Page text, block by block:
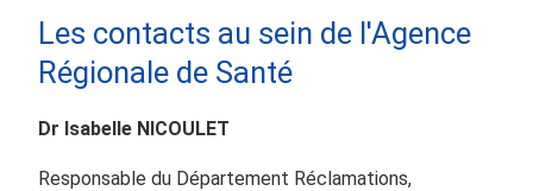
Les contacts au sein de l'Agence
Régionale de Santé
Dr Isabelle NICOULET
Responsable du Département Réclamations,